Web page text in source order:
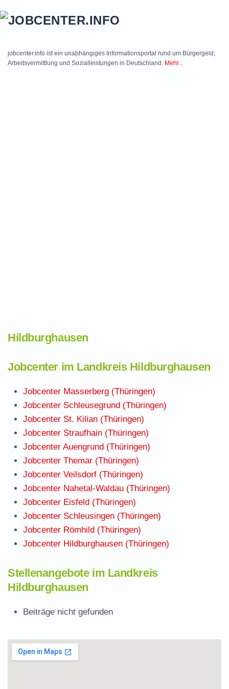
jobcenter.info ist ein unabhängiges Informationsportal rund um Bürgergeld,
Arbeitsvermittlung und Sozialleistungen in Deutschland. Mehr...
Hildburghausen
Jobcenter im Landkreis Hildburghausen
Jobcenter Masserberg (Thüringen)
Jobcenter Schleusegrund (Thüringen)
Jobcenter St. Kilian (Thüringen)
Jobcenter Straufhain (Thüringen)
Jobcenter Auengrund (Thüringen)
Jobcenter Themar (Thüringen)
Jobcenter Veilsdorf (Thüringen)
Jobcenter Nahetal-Waldau (Thüringen)
Jobcenter Eisfeld (Thüringen)
Jobcenter Schleusingen (Thüringen)
Jobcenter Römhild (Thüringen)
Jobcenter Hildburghausen (Thüringen)
Stellenangebote im Landkreis
Hildburghausen
Beiträge nicht gefunden